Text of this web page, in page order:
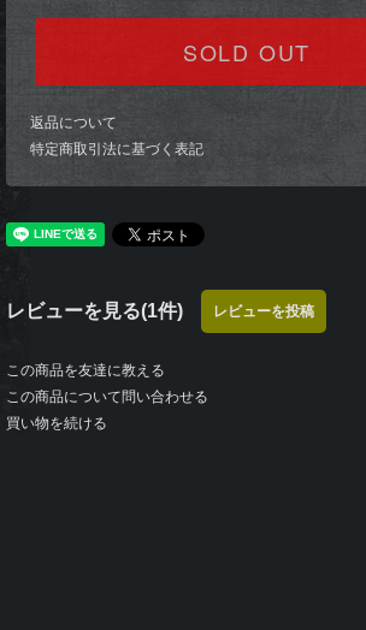
SOLD OUT
返品について
特定商取引法に基づく表記
レビューを見る(1件) レビューを投稿
この商品を友達に教える
この商品について問い合わせる
買い物を続ける